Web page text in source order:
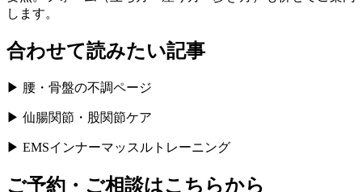
します。
合わせて読みたい記事
▶ 腰・骨盤の不調ページ
▶ 仙腸関節・股関節ケア
▶ EMSインナーマッスルトレーニング
ご予約・ご相談はこちらから